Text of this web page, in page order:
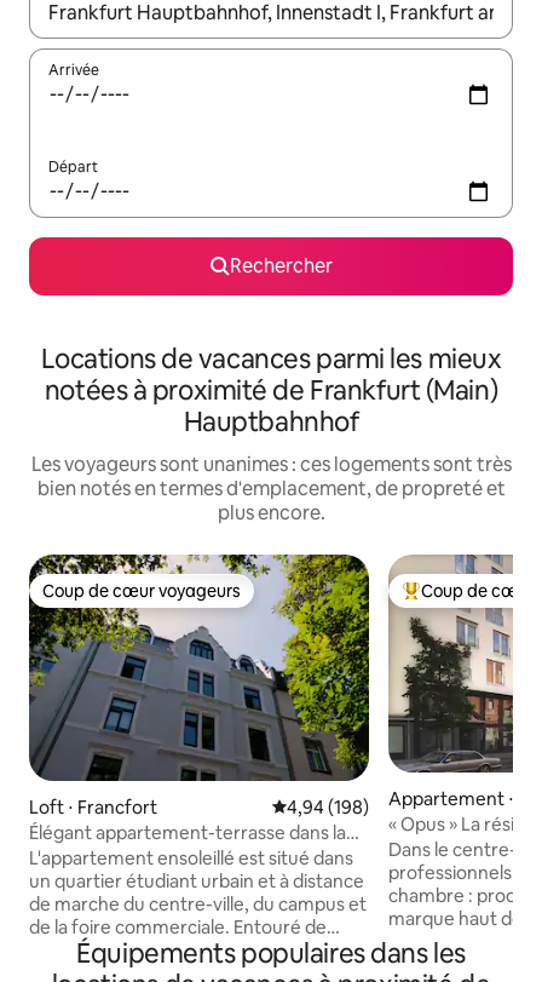
Lorsque les résultats s'affichent, utilisez les flèches vers le
Arrivée
Départ
Rechercher
Locations de vacances parmi les mieux
notées à proximité de Frankfurt (Main)
Hauptbahnhof
Les voyageurs sont unanimes : ces logements sont très
bien notés en termes d'emplacement, de propreté et
plus encore.
Coup de cœur voyageurs
Coup de cœur voyageurs
Loft ⋅ Francfort Évaluation moyenne sur la
4,94 (198)
Élégant appartement-terrasse dans la
ville de Francfort
L'appartement ensoleillé est situé dans
un quartier étudiant urbain et à distance
de marche du centre-ville, du campus et
de la foire commerciale. Entouré de
deux petits parcs verdoyants, il est
équipé de tout ce dont vous avez besoin
Coups de cœur
Coup de cœur
Appartement ⋅
« Opus » La
conçue - le palais
Dans le centre-
professionnels.
chambre :
marque haut de
privée, porte-
électronique,
Équipements populaires dans les